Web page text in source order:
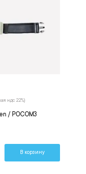
/ РОСОМЗ
ндс 22%)
В корзину